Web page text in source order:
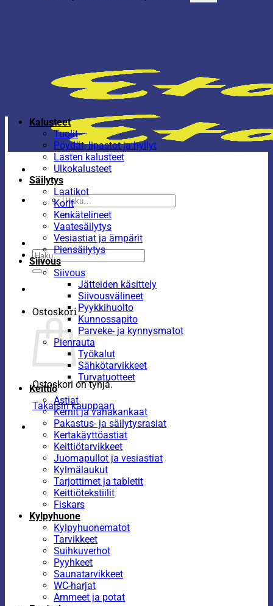
Etsi:
Etsi:
Ostoskori
Ostoskori on tyhjä.
Takaisin kauppaan
Kalusteet
Tuolit
Pöydät, lipastot ja hyllyt
Lasten kalusteet
Ulkokalusteet
Säilytys
Laatikot
Korit
Kenkätelineet
Vaatesäilytys
Vesiastiat ja ämpärit
Piensäilytys
Siivous
Siivous
Jätteiden käsittely
Siivousvälineet
Pyykkihuolto
Kunnossapito
Parveke- ja kynnysmatot
Pienrauta
Työkalut
Sähkötarvikkeet
Turvatuotteet
Keittiö
Astiat
Kernit ja vahakankaat
Pakastus- ja säilytysrasiat
Kertakäyttöastiat
Keittiötarvikkeet
Juomapullot ja vesiastiat
Kylmälaukut
Tarjottimet ja tabletit
Keittiötekstiilit
Fiskars
Kylpyhuone
Kylpyhuonematot
Tarvikkeet
Suihkuverhot
Pyyhkeet
Saunatarvikkeet
WC-harjat
Ammeet ja potat